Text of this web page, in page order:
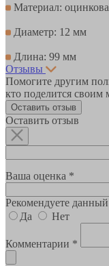
Материал:
Диаметр: 12 мм
Длина: 99 мм
Отзывы
Помогите другим
кто поделится своим
Оставить отзыв
Оставить отзыв
Ваша оценка *
Рекомендуете
Да
Нет
Комментарии *